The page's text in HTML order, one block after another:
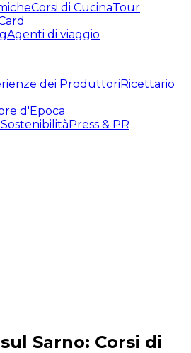
Corsi di CucinaTour
Agenti di viaggio
dei ProduttoriRicettario
d'Epoca
SostenibilitàPress & PR
Esperienze
Sarno: Corsi di